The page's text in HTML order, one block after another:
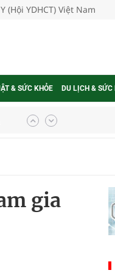
YDHCT) Việt Nam
& SỨC KHỎE DU LỊCH & SỨC
gia